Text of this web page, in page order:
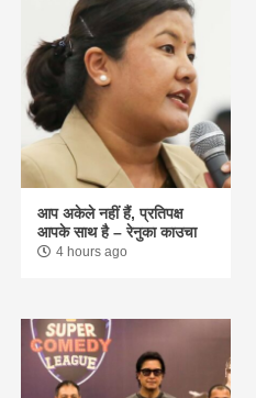
आप अकेले नहीं हैं, प्रतिपक्ष
आपके साथ है – रेनुका काउचा
4 hours ago